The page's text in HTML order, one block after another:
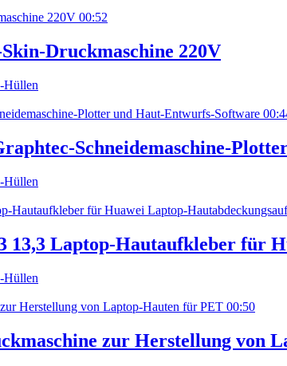
00:52
Druckmaschine 220V
Hüllen
Schneidemaschine-
Hüllen
13,3 Laptop-Hautaufkleber für
Hüllen
00:50
zur Herstellung von